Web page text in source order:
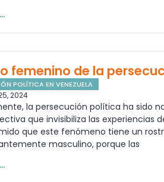
femenino de la
POLÍTICA EN VENEZUELA
2024
la persecución política ha sido
que invisibiliza las experiencias
que este fenómeno tiene un
masculino, porque las